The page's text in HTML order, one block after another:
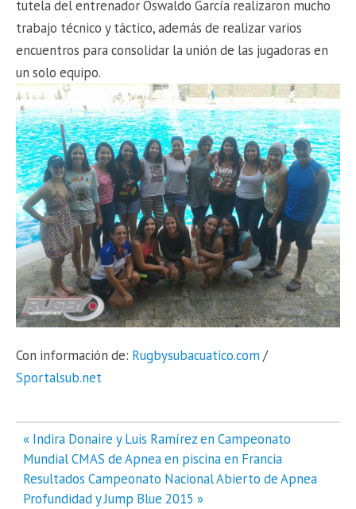
tutela del entrenador Oswaldo García realizaron mucho
trabajo técnico y táctico, además de realizar varios
encuentros para consolidar la unión de las jugadoras en
un solo equipo.
Con información de: Rugbysubacuatico.com /
Sportalsub.net
Navegación
de
entradas
« Indira Donaire y Luis Ramírez en Campeonato
Mundial CMAS de Apnea en piscina en Francia
Resultados Campeonato Nacional Abierto de Apnea
Profundidad y Jump Blue 2015 »